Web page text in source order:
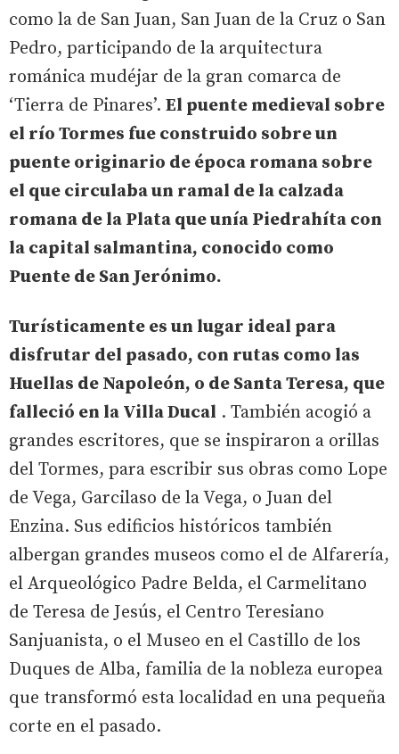
como la de San Juan, San Juan de la Cruz o San
Pedro, participando de la arquitectura
románica mudéjar de la gran comarca de
‘Tierra de Pinares’. El puente medieval sobre
el río Tormes fue construido sobre un
puente originario de época romana sobre
el que circulaba un ramal de la calzada
romana de la Plata que unía Piedrahíta con
la capital salmantina, conocido como
Puente de San Jerónimo.
Turísticamente es un lugar ideal para
disfrutar del pasado, con rutas como las
Huellas de Napoleón, o de Santa Teresa, que
falleció en la Villa Ducal . También acogió a
grandes escritores, que se inspiraron a orillas
del Tormes, para escribir sus obras como Lope
de Vega, Garcilaso de la Vega, o Juan del
Enzina. Sus edificios históricos también
albergan grandes museos como el de Alfarería,
el Arqueológico Padre Belda, el Carmelitano
de Teresa de Jesús, el Centro Teresiano
Sanjuanista, o el Museo en el Castillo de los
Duques de Alba, familia de la nobleza europea
que transformó esta localidad en una pequeña
corte en el pasado.